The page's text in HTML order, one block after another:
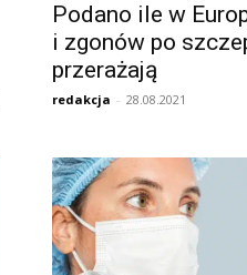
Podano ile w
i zgonów po
przerażają
redakcja - 28.08.2021